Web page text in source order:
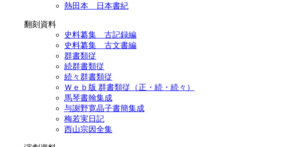
熱田本 日本書紀
翻刻資料
史料纂集 古記録編
史料纂集 古文書編
群書類従
続群書類従
続々群書類従
Ｗｅｂ版 群書類従（正・続・続々）
馬琴書翰集成
与謝野寛晶子書簡集成
梅若実日記
西山宗因全集